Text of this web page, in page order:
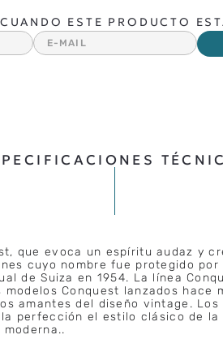
ESTE PRODUCTO
que evoca un espíritu audaz y
cuyo nombre fue protegido por
de Suiza en 1954. La línea
Conquest lanzados hace
amantes del diseño vintage. Los
perfección el estilo clásico de